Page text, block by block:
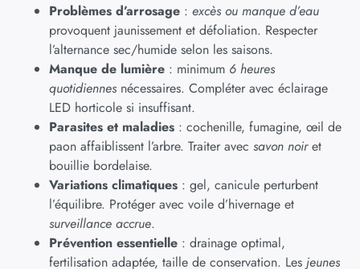
Problèmes d’arrosage : excès ou manque d’eau
provoquent jaunissement et défoliation. Respecter
l’alternance sec/humide selon les saisons.
Manque de lumière : minimum 6 heures
quotidiennes nécessaires. Compléter avec éclairage
LED horticole si insuffisant.
Parasites et maladies : cochenille, fumagine, œil de
paon affaiblissent l’arbre. Traiter avec savon noiret
bouillie bordelaise.
Variations climatiques : gel, canicule perturbent
l’équilibre. Protéger avec voile d’hivernage et
surveillance accrue.
Prévention essentielle : drainage optimal,
fertilisation adaptée, taille de conservation. Les jeunes